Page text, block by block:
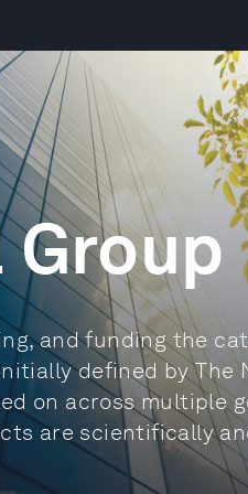
and funding the
defined by The
on across multiple
are scientifically